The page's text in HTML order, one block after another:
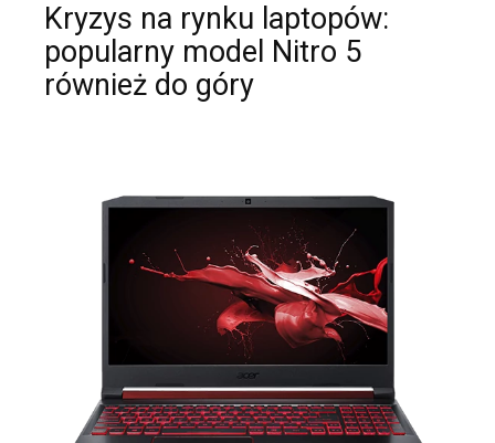
Kryzys na rynku laptopów:
popularny model Nitro 5
również do góry